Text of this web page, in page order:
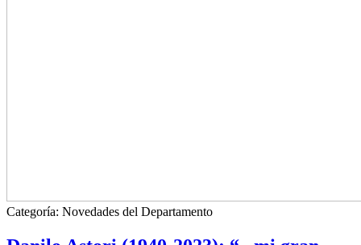
Categoría: Novedades del Departamento